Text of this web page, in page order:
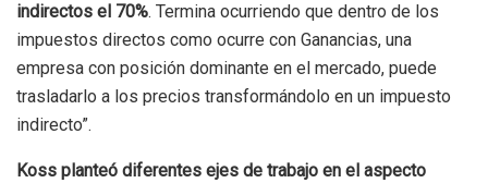
indirectos el 70%. Termina ocurriendo que dentro de los
impuestos directos como ocurre con Ganancias, una
empresa con posición dominante en el mercado, puede
trasladarlo a los precios transformándolo en un impuesto
indirecto”.
Koss planteó diferentes ejes de trabajo en el aspecto